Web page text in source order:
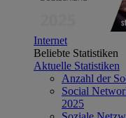
Internet
Beliebte Statistiken
Aktuelle Statistiken
Anzahl der
Social
2025